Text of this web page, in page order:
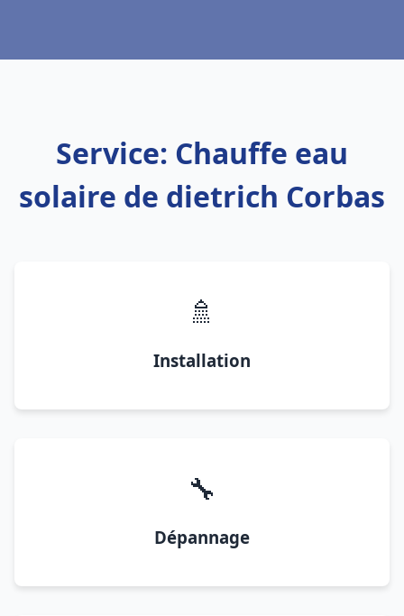
Service: Chauffe eau
solaire de dietrich Corbas
🚿
Installation
🔧
Dépannage